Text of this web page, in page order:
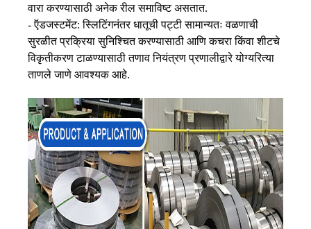
वारा करण्यासाठी अनेक रील समाविष्ट असतात.
- ऍडजस्टमेंट: स्लिटिंगनंतर धातूची पट्टी सामान्यतः वळणाची
सुरळीत प्रक्रिया सुनिश्चित करण्यासाठी आणि कचरा किंवा शीटचे
विकृतीकरण टाळण्यासाठी तणाव नियंत्रण प्रणालीद्वारे योग्यरित्या
ताणले जाणे आवश्यक आहे.